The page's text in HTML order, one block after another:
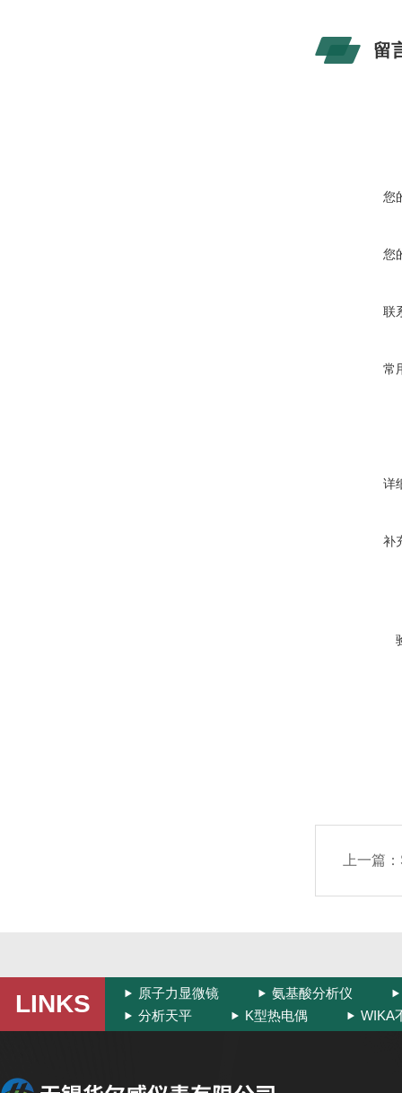
留
您
您
联
常
详
补
上一篇：
LINKS 原子力显微镜
氨基酸分析仪
分析天平
K型热电偶 WIKA